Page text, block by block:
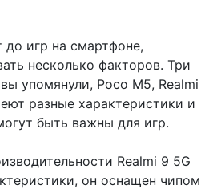
до игр на смартфоне,
несколько факторов. Три
упомянули, Poco M5, Realmi
разные характеристики и
быть важны для игр.
Realmi 9 5G
он оснащен чипом